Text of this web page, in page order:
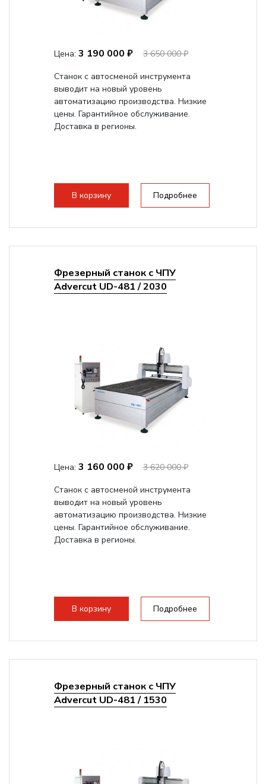
Цена: 3 190 000 ₽
3 650 000 ₽
Станок с автосменой инструмента
выводит на новый уровень
автоматизацию производства. Низкие
цены. Гарантийное обслуживание.
Доставка в регионы.
В корзину Подробнее
Фрезерный станок с ЧПУ
Advercut UD-481 / 2030
Цена: 3 160 000 ₽
3 620 000 ₽
Станок с автосменой инструмента
выводит на новый уровень
автоматизацию производства. Низкие
цены. Гарантийное обслуживание.
Доставка в регионы.
В корзину Подробнее
Фрезерный станок с ЧПУ
Advercut UD-481 / 1530